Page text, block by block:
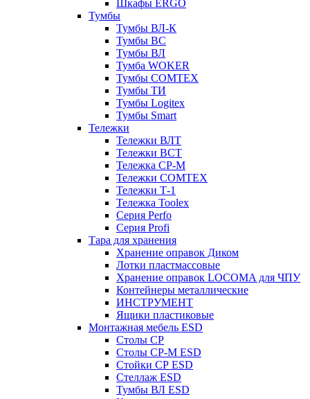
Шкафы ERGO
Тумбы
Тумбы ВЛ-К
Тумбы ВС
Тумбы ВЛ
Тумба WOKER
Тумбы COMTEX
Тумбы ТИ
Тумбы Logitex
Тумбы Smart
Тележки
Тележки ВЛТ
Тележки ВСТ
Тележка СР-М
Тележки COMTEX
Тележки Т-1
Тележка Toolex
Серия Perfo
Серия Profi
Тара для хранения
Хранение оправок Диком
Лотки пластмассовые
Хранение оправок LOCOMA для ЧПУ
Контейнеры металлические
ИНСТРУМЕНТ
Ящики пластиковые
Монтажная мебель ESD
Столы СР
Столы СР-М ESD
Стойки СР ESD
Стеллаж ESD
Тумбы ВЛ ESD